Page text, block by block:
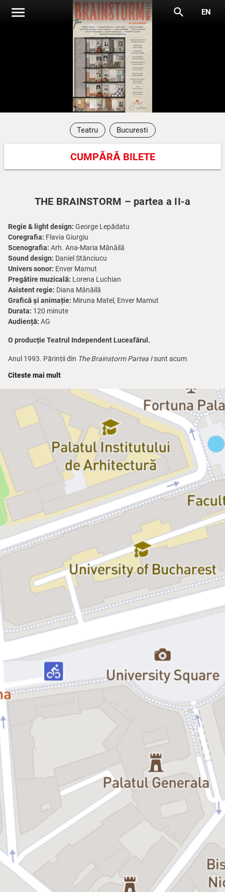
menu search EN
Teatru Bucuresti
CUMPĂRĂ BILETE
THE BRAINSTORM – partea a II-a
Regie & light design: George Lepădatu
Coregrafia: Flavia Giurgiu
Scenografia: Arh. Ana-Maria Mănăilă
Sound design: Daniel Stănciucu
Univers sonor: Enver Mamut
Pregătire muzicală: Lorena Luchian
Asistent regie: Diana Mănăilă
Grafică și animație: Miruna Matel, Enver Mamut
Durata: 120 minute
Audiență: AG
O producție Teatrul Independent Luceafărul.
Anul 1993. Părinții din The Brainstorm Partea Isunt acum
schimb de casete. O generație pe care adolescentul de azi trebuie
să o cunoască ca să își poată înțelege mai bine părintele. The
Brainstorm Partea a II-adă viață amintirilor tale din adolescență,
păstrate acum în albumele cu fotografii sau pe casetele video.
Distribuție:
Andrei Barbu, Eduard Chimac, Vlad Lință, Lorena
Luchian, David Mandache, Enver Mamut, Diana Mănăilă, Daria
Pentelie, Yasmin Petroșanu, Vladimir Purdel, Jawad
Shahbazimoghadam, Daniel Stănciucu
Citeste mai mult